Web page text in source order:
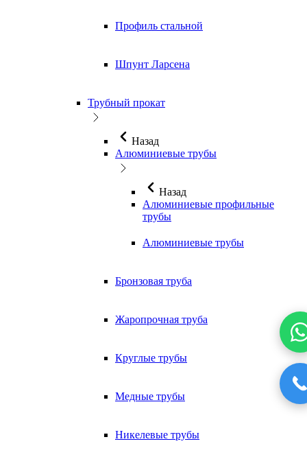
Профиль стальной
Шпунт Ларсена
Трубный прокат
Назад
Алюминиевые трубы
Назад
Алюминиевые профильные
трубы
Алюминиевые трубы
Бронзовая труба
Жаропрочная труба
Круглые трубы
Медные трубы
Никелевые трубы